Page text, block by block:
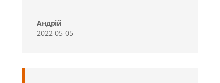
Андрій
2022-05-05